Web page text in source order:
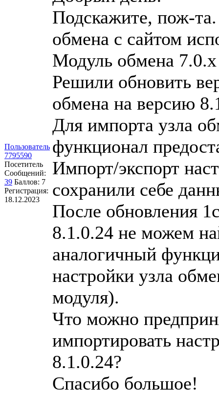
Пользователь
7795590
Посетитель
Сообщений:
39 Баллов: 7
Регистрация:
18.12.2023
Подскажите, пож-
обмена с сайтом
Модуль обмена 7.0.х
Решили обновить
обмена на версию
Для импорта узла
функционал
Импорт/экспорт
сохранили себе
После обновления
8.1.0.24 не можем
аналогичный
настройки узла
модуля).
Что можно
импортировать
8.1.0.24?
Спасибо большое!